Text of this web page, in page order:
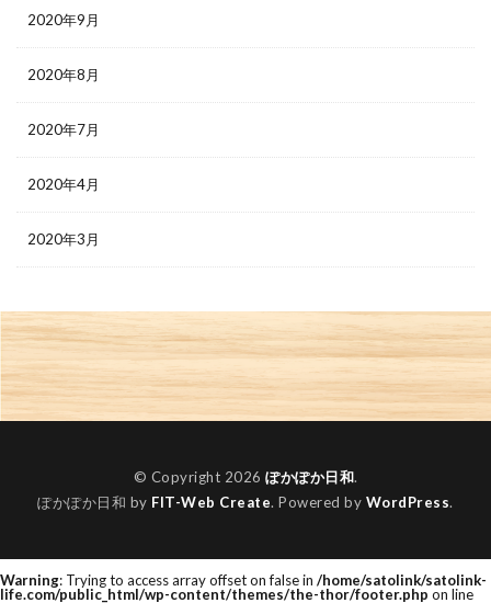
2020年9月
2020年8月
2020年7月
2020年4月
2020年3月
© Copyright 2026 ぽかぽか日和.
ぽかぽか日和 by FIT-Web Create. Powered by WordPress.
Warning: Trying to access array offset on false in /home/satolink/satolink-
life.com/public_html/wp-content/themes/the-thor/footer.php on line